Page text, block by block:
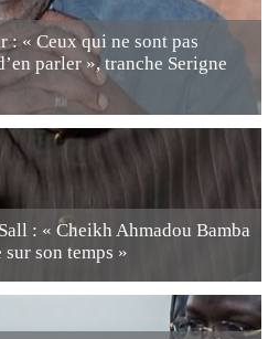
: « Ceux qui ne sont pas
parler », tranche Serigne
: « Cheikh Ahmadou Bamba
son temps »